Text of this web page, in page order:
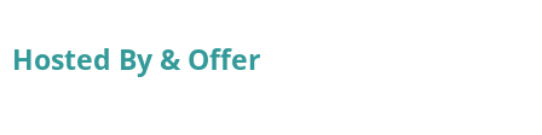
Hosted By & Offer